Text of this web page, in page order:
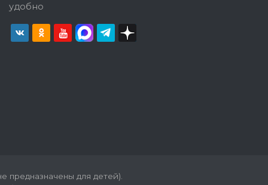
удобно
предназначены для детей).